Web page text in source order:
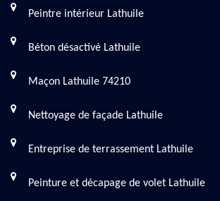
Peintre intérieur Lathuile
Béton désactivé Lathuile
Maçon Lathuile 74210
Nettoyage de façade Lathuile
Entreprise de terrassement Lathuile
Peinture et décapage de volet Lathuile